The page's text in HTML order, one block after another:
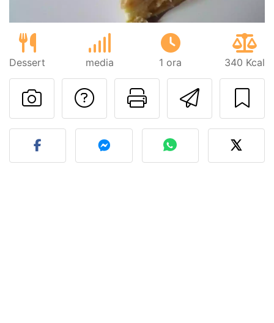
Dessert media 1 ora 340 Kcal
Invia
Stampa la
Contatta l'autore
Pubblica la foto di